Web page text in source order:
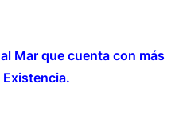
Mar que cuenta con más